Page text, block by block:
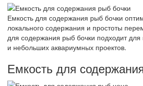
Емкость для содержания рыб бочки
локального содержания и простоты
для содержания рыб бочки подходит
и небольших аквариумных проектов.
Емкость для